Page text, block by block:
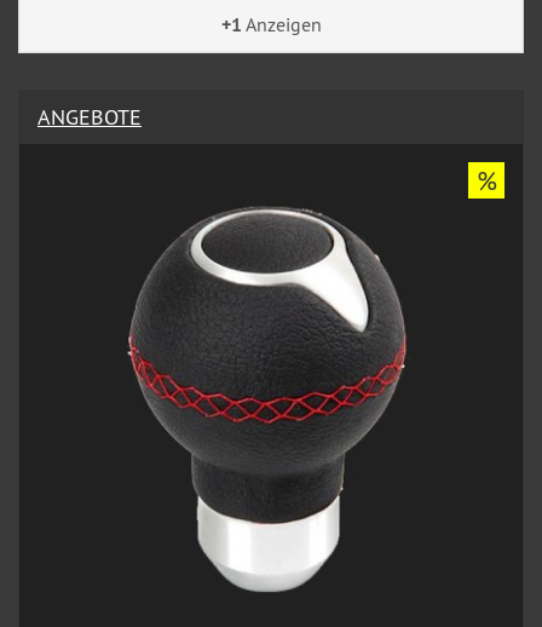
+1 Anzeigen
ANGEBOTE
%